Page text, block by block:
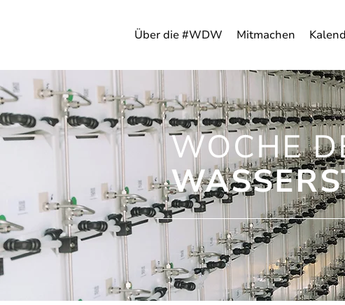
Über die #WDW Mitmachen
WOCHE